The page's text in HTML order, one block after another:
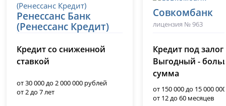
Ренессанс Банк
(Ренессанс Кредит)
Кредит со сниженной
ставкой
от 30 000 до 2 000 000 рублей
от 2 до 7 лет
Совкомбанк
лицензия № 963
Кредит под залог
Выгодный -
сумма
от 150 000 до 15 000
от 12 до 60 месяцев